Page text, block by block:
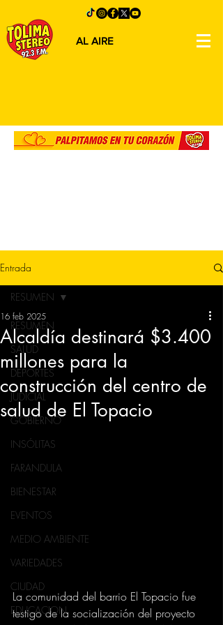
AL AIRE
Entrada
RESUMEN
SALUD
DEPORTES
JUDICIAL
GOBIERNO
INSÓLITAS
FARANDULA
BIENESTAR
EVENTOS
MEDIO AMBIENTE
VARIEDADES
CIUDAD
EDUCACION
RESUMEN
Alcaldía destinará $3.400
millones para la
construcción del centro de
salud de El Topacio
16 feb 2025
La comunidad del barrio El Topacio fue
testigo de la socialización del proyecto